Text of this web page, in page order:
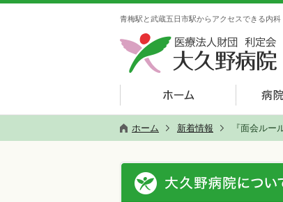
青梅駅と武蔵五日市駅からアクセスできる内
ホーム 新着情報 『面会ル